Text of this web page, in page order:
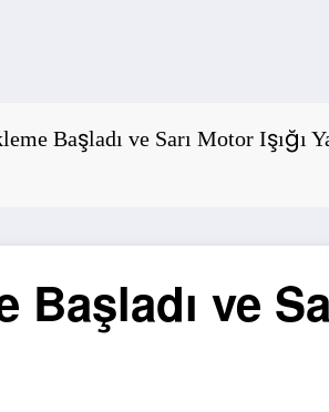
Başladı ve Sarı Motor Işığı
Başladı ve